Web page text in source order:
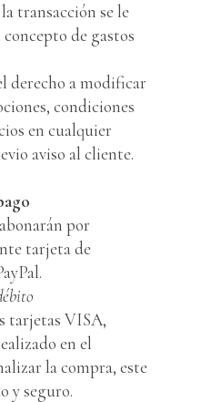
transacción se le
de gastos
derecho a modificar
condiciones
en cualquier
aviso al cliente.
por
tarjeta de
tarjetas VISA,
en el
la compra, este
y seguro.